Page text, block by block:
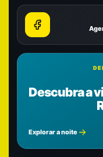
Descubra a
Explorar a noite